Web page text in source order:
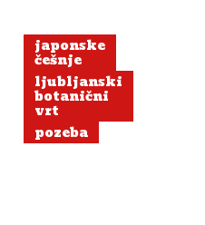
cvetoče
drevje
japonske
češnje
ljubljanski
botanični
vrt
pozeba